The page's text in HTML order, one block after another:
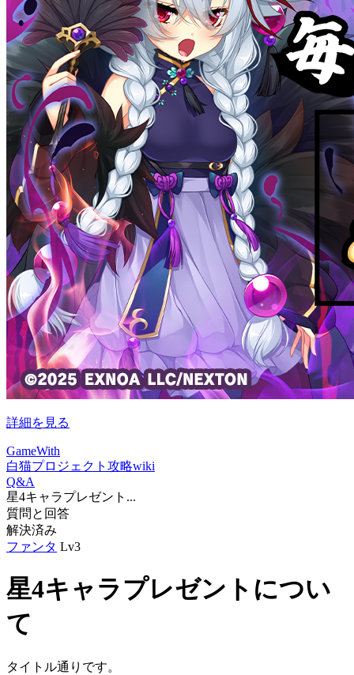
詳細を見る
GameWith
白猫プロジェクト攻略wiki
Q&A
星4キャラプレゼント...
質問と回答
解決済み
ファンタ Lv3
星4キャラプレゼントについ
て
タイトル通りです。